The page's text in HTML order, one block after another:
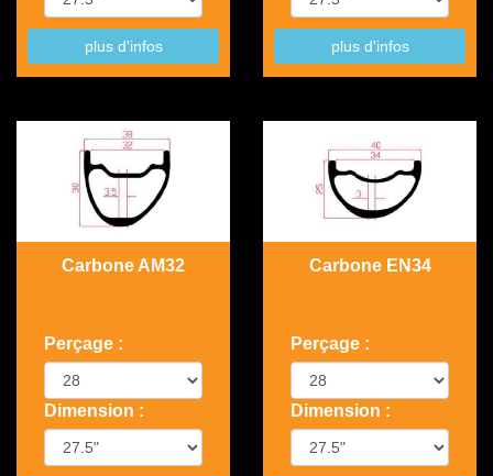
plus d'infos plus d'infos
Carbone AM32
Perçage :
Dimension :
Carbone EN34
Perçage :
Dimension :